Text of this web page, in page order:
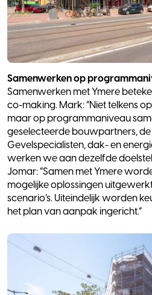
Samenwerken op
Samenwerken met Ymere
co-making. Mark: “Niet telkens
maar op programmaniveau
geselecteerde bouwpartners,
Gevelspecialisten, dak- en
werken we aan dezelfde
Jomar: “Samen met Ymere
mogelijke oplossingen
scenario’s. Uiteindelijk worden
het plan van aanpak ingericht.”